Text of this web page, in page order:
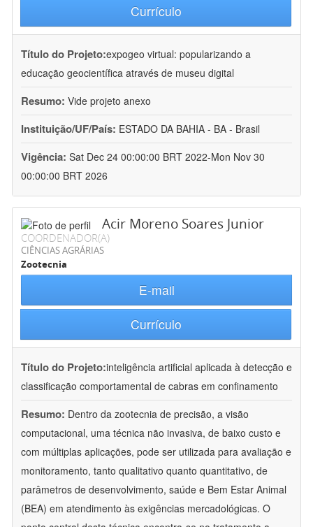
Currículo
Título do Projeto:expogeo virtual: popularizando a
educação geocientífica através de museu digital
Resumo: Vide projeto anexo
Instituição/UF/País: ESTADO DA BAHIA - BA - Brasil
Vigência: Sat Dec 24 00:00:00 BRT 2022-Mon Nov 30
00:00:00 BRT 2026
Acir Moreno Soares Junior
COORDENADOR(A)
CIÊNCIAS AGRÁRIAS
Zootecnia
E-mail
Currículo
Título do Projeto:inteligência artificial aplicada à detecção e
classificação comportamental de cabras em confinamento
Resumo: Dentro da zootecnia de precisão, a visão
computacional, uma técnica não invasiva, de baixo custo e
com múltiplas aplicações, pode ser utilizada para avaliação e
monitoramento, tanto qualitativo quanto quantitativo, de
parâmetros de desenvolvimento, saúde e Bem Estar Animal
(BEA) em atendimento às exigências mercadológicas. O